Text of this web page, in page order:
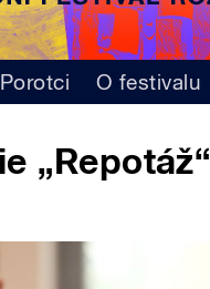
Porotci O festivalu
„Repotáž“